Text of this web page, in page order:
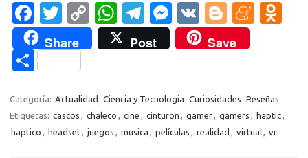
Fa
c
e
b
o
o
k
T
w
it
te
r
C
o
p
Li
n
k
W
h
at
A
p
T
el
e
a
m
M
es
se
g
er
V
K
Bl
o
g
er
M
a
m
e
as
Share Post Save
C
m
p
Categoría: Actualidad Ciencia y Tecnologia Curiosidades Reseñas
Etiquetas: cascos , chaleco , cine , cinturon , gamer, gamers , haptic,
haptico , headset, juegos , musica , películas , realidad , virtual, vr